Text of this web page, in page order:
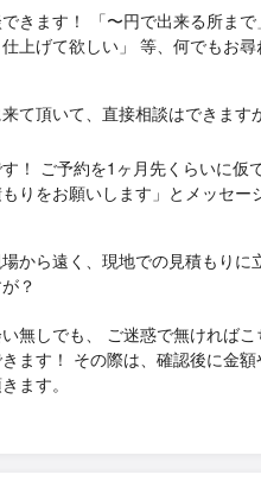
きます！ 「〜円で出来る所ま
上げて欲しい」 等、何でもお尋
て頂いて、直接相談はできます
！ ご予約を1ヶ月先くらいに仮
りをお願いします」とメッセー
から遠く、現地での見積もりに
？
無しでも、 ご迷惑で無ければ
ます！ その際は、確認後に金額
ます。